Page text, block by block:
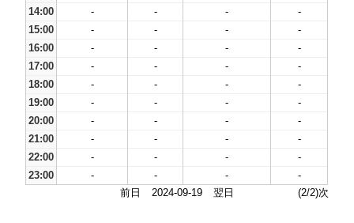
14:00
- - -
-
15:00
- - -
-
16:00
- - -
-
17:00
- - -
-
18:00
- - -
-
19:00
- - -
-
20:00
- - -
-
21:00
- - -
-
22:00
- - -
-
23:00
- - -
-
前日
2024-09-19 翌日 (2/2)次